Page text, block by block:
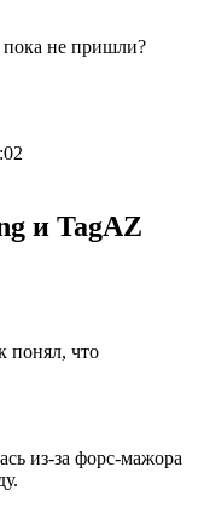
пока не пришли?
и TagAZ
понял, что
из-за форс-мажора